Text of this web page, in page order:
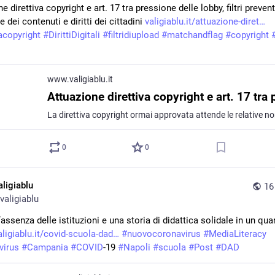
direttiva copyright e art. 17 tra pressione delle lobby, filtri
dei contenuti e diritti dei cittadini valigiablu.it/attuazione-diret
#DirittiDigitali #filtridiupload #matchandflag #copyright
www.valigiablu.it
0 0
delle istituzioni e una storia di didattica solidale in un
covid-scuola-dad
#nuovocoronavirus #MediaLiteracy
#Campania #COVID-19 #Napoli #scuola #Post #DAD